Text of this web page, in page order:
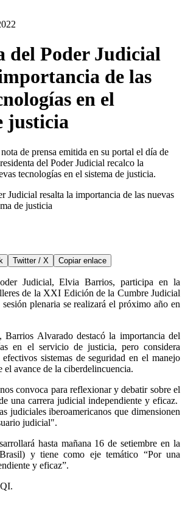
del Poder Judicial
de las
en el
justicia
de prensa emitida en su portal el día de
del Poder Judicial recalco la
tecnologías en el sistema de justicia.
Twitter / X Copiar enlace
Judicial, Elvia Barrios, participa en la
de la XXI Edición de la Cumbre Judicial
plenaria se realizará el próximo año en
Barrios Alvarado destacó la importancia del
en el servicio de justicia, pero considera
sistemas de seguridad en el manejo
el avance de la ciberdelincuencia.
convoca para reflexionar y debatir sobre el
una carrera judicial independiente y eficaz.
judiciales iberoamericanos que dimensionen
judicial".
hasta mañana 16 de setiembre en la
y tiene como eje temático “Por una
y eficaz”.